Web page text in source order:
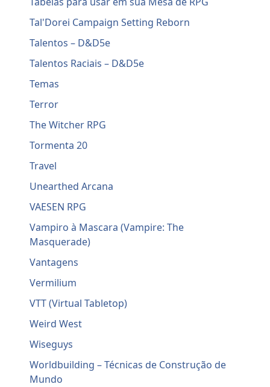
Tal'Dorei Campaign Setting Reborn
Talentos – D&D5e
Talentos Raciais – D&D5e
Temas
Terror
The Witcher RPG
Tormenta 20
Travel
Unearthed Arcana
VAESEN RPG
Vampiro à Mascara (Vampire: The
Masquerade)
Vantagens
Vermilium
VTT (Virtual Tabletop)
Weird West
Wiseguys
Worldbuilding – Técnicas de Construção de
Mundo